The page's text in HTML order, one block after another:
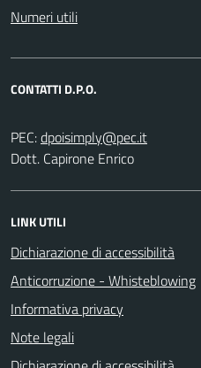
Numeri utili
CONTATTI D.P.O.
PEC:
Dott. Capirone Enrico
LINK UTILI
Dichiarazione di accessibilità
Anticorruzione - Whisteblowing
Informativa privacy
Note legali